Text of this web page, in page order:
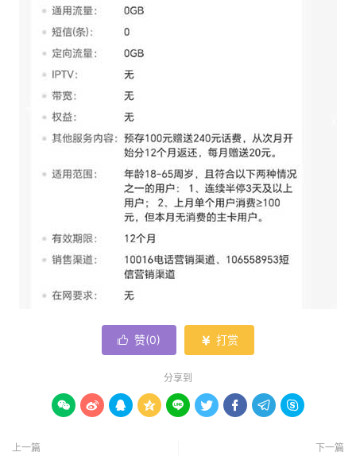
 赞(0)  打赏
分享到
        
上一篇 下一篇